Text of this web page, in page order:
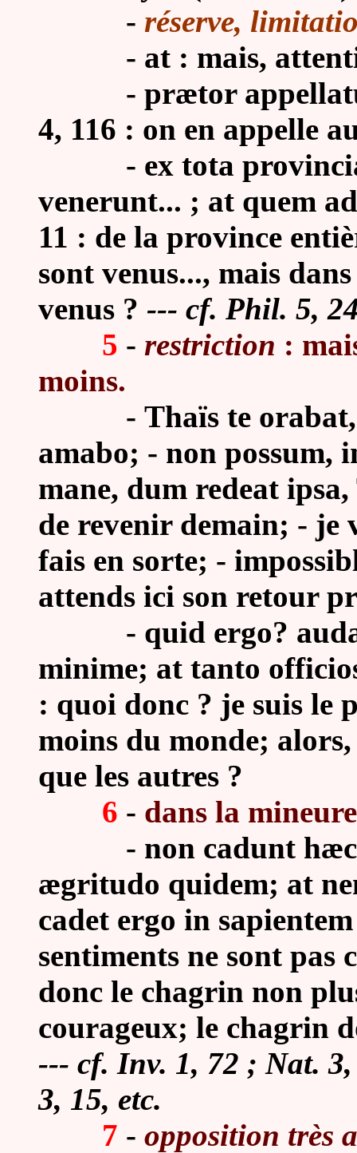
- réserve,
- at : mais,
- prætor
4, 116 : on en appelle
- ex tota
venerunt... ; at quem
11 : de la province
sont venus..., mais
venus ? --- cf. Phil. 5,
5 - restriction :
moins.
- Thaïs te
amabo; - non possum,
mane, dum redeat
de revenir demain; - je
fais en sorte; -
attends ici son retour
- quid ergo?
minime; at tanto
: quoi donc ? je suis le
moins du monde;
que les autres ?
6 - dans la
- non cadunt
ægritudo quidem; at
cadet ergo in
sentiments ne sont pas
donc le chagrin non
courageux; le chagrin
--- cf. Inv. 1, 72 ; Nat.
3, 15, etc.
7 - opposition très